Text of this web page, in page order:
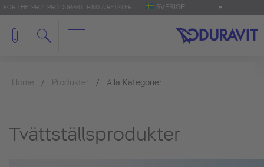
FOR THE 'PRO': PRO.DURAVIT FIND A RETAILER SVERIGE
Home Produkter Alla Kategorier
Tvättställsprodukter